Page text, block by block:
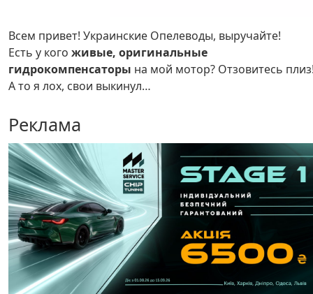
Всем привет! Украинские Опелеводы, выручайте!
Есть у кого живые, оригинальные
гидрокомпенсаторы на мой мотор? Отзовитесь
А то я лох, свои выкинул…
Реклама